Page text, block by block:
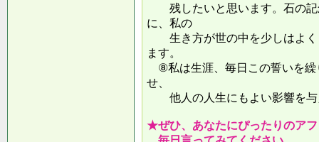
残したいと思います。石の記
に、私の
生き方が世の中を少しはよく
ます。
⑧私は生涯、毎日この誓いを繰
せ、
他人の人生にもよい影響
★ぜひ、あなたにぴったりのア